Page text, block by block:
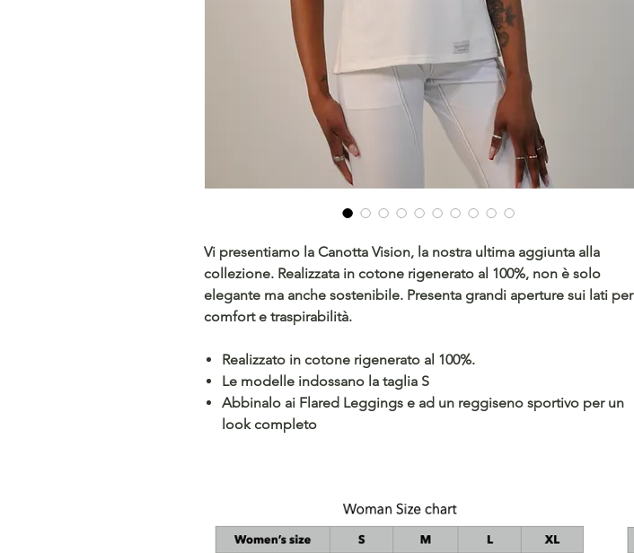
Vi presentiamo la Canotta Vision, la nostra ultima aggiunta alla
collezione. Realizzata in cotone rigenerato al 100%, non è solo
elegante ma anche sostenibile. Presenta grandi aperture sui lati per
comfort e traspirabilità.
Realizzato in cotone rigenerato al 100%.
Le modelle indossano la taglia S
Abbinalo ai Flared Leggings e ad un reggiseno sportivo per un
look completo